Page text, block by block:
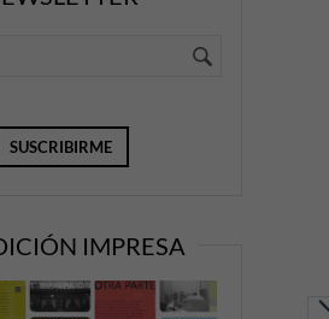
IMPRESA